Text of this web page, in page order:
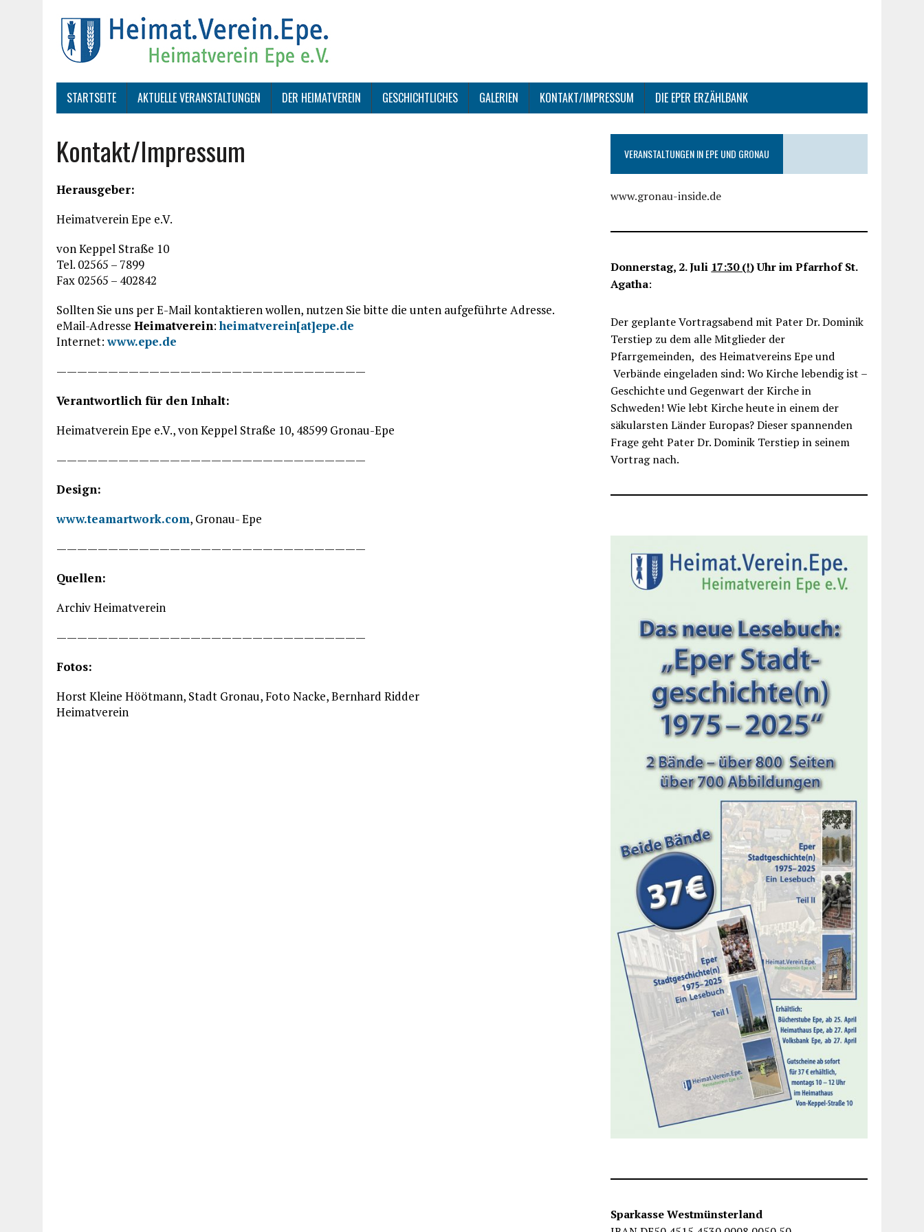
STARTSEITE AKTUELLE VERANSTALTUNGEN DER HEIMATVEREIN GESCHICHTLICHES GALERIEN KONTAKT/IMPRESSUM DIE EPER ERZÄHLBANK
Kontakt/Impressum
Herausgeber:
Heimatverein Epe e.V.
von Keppel Straße 10
Tel. 02565 – 7899
Fax 02565 – 402842
Sollten Sie uns per E-Mail kontaktieren wollen, nutzen Sie bitte die unten aufgeführte Adresse.
eMail-Adresse Heimatverein:heimatverein[at]epe.de
Internet:www.epe.de
——————————————————————————————
Verantwortlich für den Inhalt:
Heimatverein Epe e.V., von Keppel Straße 10, 48599 Gronau-Epe
——————————————————————————————
Design:
www.teamartwork.com, Gronau- Epe
——————————————————————————————
Quellen:
Archiv Heimatverein
——————————————————————————————
Fotos:
Horst Kleine Höötmann, Stadt Gronau, Foto Nacke, Bernhard Ridder
Heimatverein
VERANSTALTUNGEN IN EPE UND GRONAU
www.gronau-inside.de
Donnerstag, 2. Juli 17:30 (!) Uhr im Pfarrhof St.
Agatha:
Der geplante Vortragsabend mit Pater Dr. Dominik
Terstiep zu dem alle Mitglieder der
Pfarrgemeinden, des Heimatvereins Epe und
Verbände eingeladen sind: Wo Kirche lebendig ist –
Geschichte und Gegenwart der Kirche in
Schweden! Wie lebt Kirche heute in einem der
säkularsten Länder Europas? Dieser spannenden
Frage geht Pater Dr. Dominik Terstiep in seinem
Vortrag nach.
Sparkasse Westmünsterland